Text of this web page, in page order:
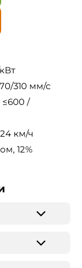
310 мм/с
≤600 /
км/ч
12%